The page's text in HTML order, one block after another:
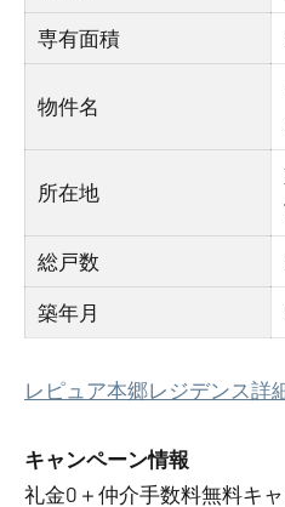
専有面積
物件名
所在地
総戸数
築年月
レピュア本郷レジデンス詳
キャンペーン情報
礼金0 ＋ 仲介手数料無料キ